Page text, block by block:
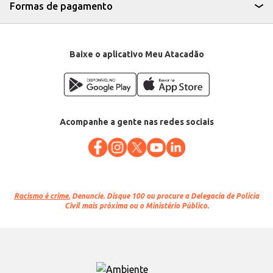
Formas de pagamento
Baixe o aplicativo Meu Atacadão
Acompanhe a gente nas redes sociais
Racismo é crime. Denuncie. Disque 100 ou procure a Delegacia de Polícia
Civil mais próxima ou o Ministério Público.